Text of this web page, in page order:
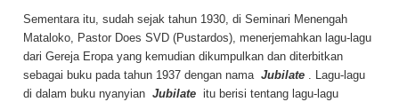
Sementara itu, sudah sejak tahun 1930, di Seminari Menengah
Mataloko, Pastor Does SVD (Pustardos), menerjemahkan lagu-lagu
dari Gereja Eropa yang kemudian dikumpulkan dan diterbitkan
sebagai buku pada tahun 1937 dengan nama Jubilate . Lagu-lagu
di dalam buku nyanyian Jubilate itu berisi tentang lagu-lagu